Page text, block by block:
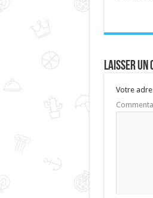
Laisser un
Votre